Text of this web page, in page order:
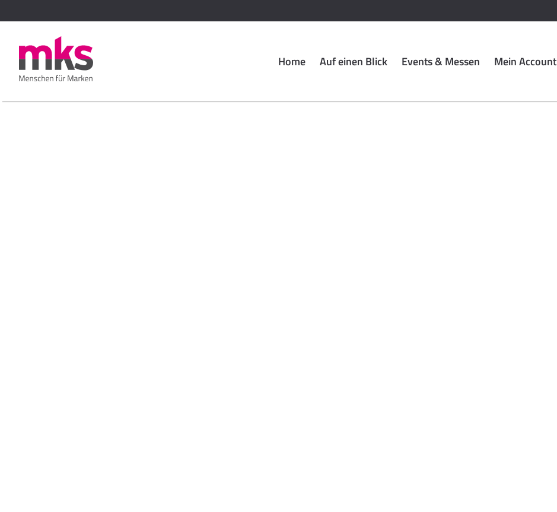
Home Auf einen Blick Events & Messen Mein Account